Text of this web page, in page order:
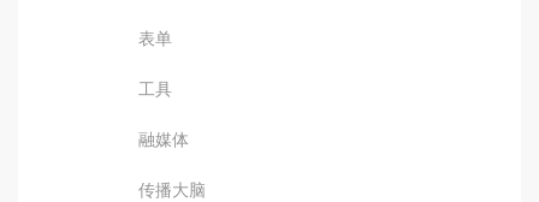
表单
工具
融媒体
传播大脑